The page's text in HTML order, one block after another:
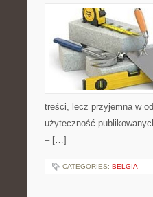
treści, lecz przyjemna w
użyteczność
– […]
CATEGORIES: BELGIA